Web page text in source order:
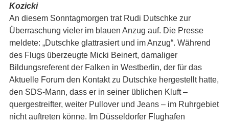
Kozicki
An diesem Sonntagmorgen trat Rudi Dutschke zur
Überraschung vieler im blauen Anzug auf. Die Presse
meldete: „Dutschke glattrasiert und im Anzug“. Während
des Flugs überzeugte Micki Beinert, damaliger
Bildungsreferent der Falken in Westberlin, der für das
Aktuelle Forum den Kontakt zu Dutschke hergestellt hatte,
den SDS-Mann, dass er in seiner üblichen Kluft –
quergestreifter, weiter Pullover und Jeans – im Ruhrgebiet
nicht auftreten könne. Im Düsseldorfer Flughafen